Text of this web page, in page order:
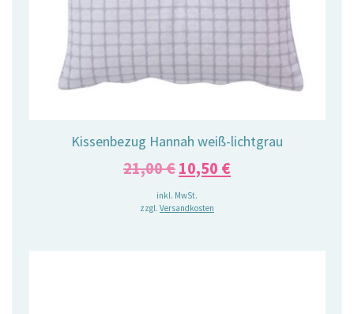
Kissenbezug Hannah weiß-lichtgrau
21,00€Ursprünglicher
Preis
war:
10,50 €Aktueller
inkl. MwSt.
zzgl. Versandkosten